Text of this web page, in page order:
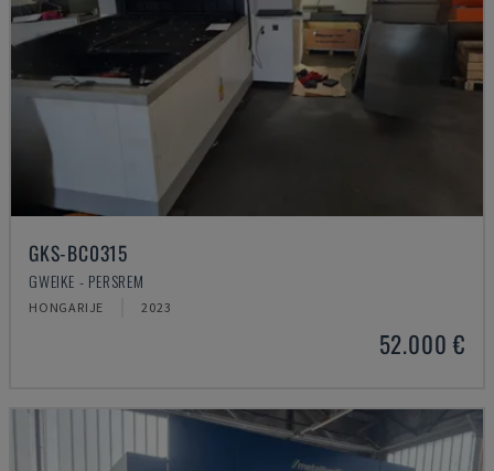
GKS-BC0315
GWEIKE - PERSREM
HONGARIJE 2023
52.000 €